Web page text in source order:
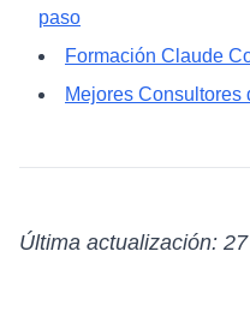
paso
Formación Claude
Mejores Consultores
Última actualización: